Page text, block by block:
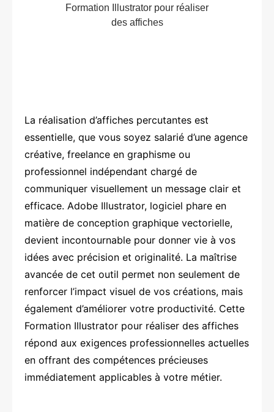
La réalisation d’affiches percutantes est
essentielle, que vous soyez salarié d’une agence
créative, freelance en graphisme ou
professionnel indépendant chargé de
communiquer visuellement un message clair et
efficace. Adobe Illustrator, logiciel phare en
matière de conception graphique vectorielle,
devient incontournable pour donner vie à vos
idées avec précision et originalité. La maîtrise
avancée de cet outil permet non seulement de
renforcer l’impact visuel de vos créations, mais
également d’améliorer votre productivité. Cette
Formation Illustrator pour réaliser des affiches
répond aux exigences professionnelles actuelles
en offrant des compétences précieuses
immédiatement applicables à votre métier.